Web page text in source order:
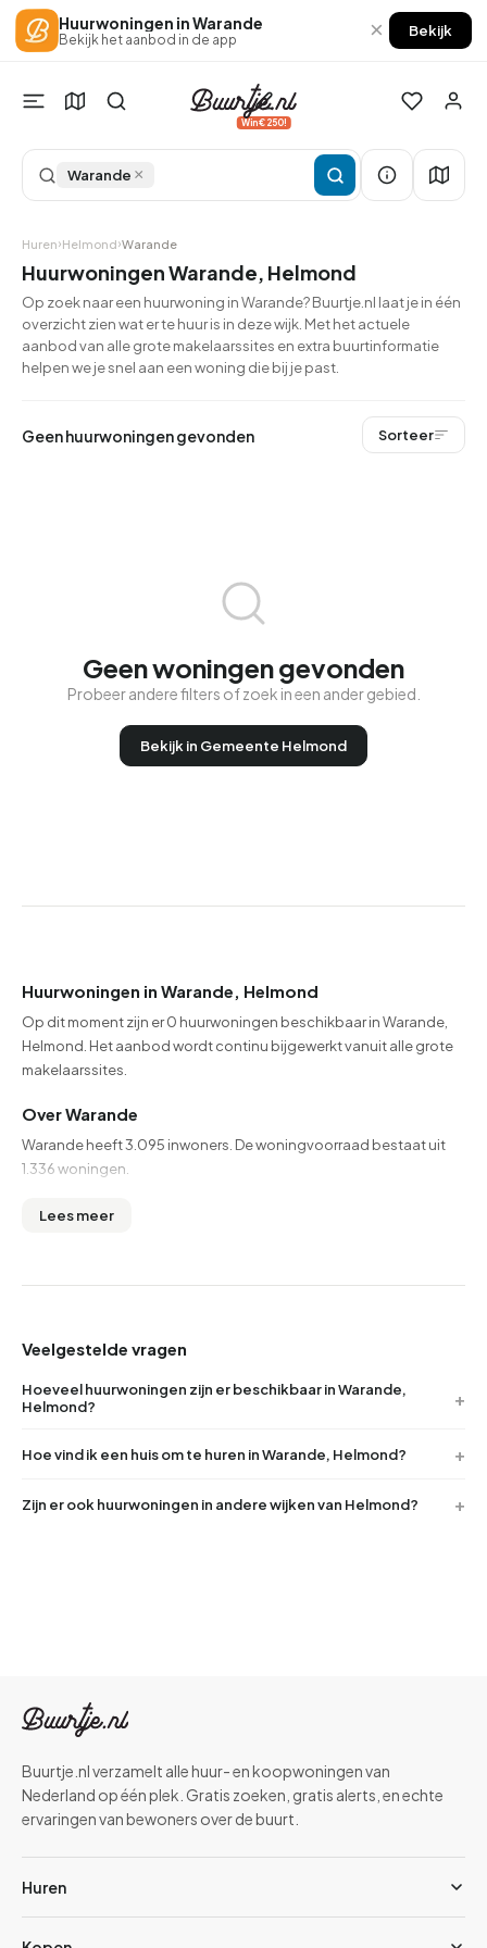
Huurwoningen in Warande
Bekijk het aanbod in de app × Bekijk
Win €250!
Warande ×
Huren Helmond Warande
Huurwoningen Warande, Helmond
Op zoek naar een huurwoning in Warande? Buurtje.nl laat je in één
overzicht zien wat er te huur is in deze wijk. Met het actuele
aanbod van alle grote makelaarssites en extra buurtinformatie
helpen we je snel aan een woning die bij je past.
Geen huurwoningen gevonden Sorteer
Geen woningen gevonden
Probeer andere filters of zoek in een ander gebied.
Bekijk in Gemeente Helmond
Huurwoningen in Warande, Helmond
Op dit moment zijn er 0 huurwoningen beschikbaar in Warande,
Helmond. Het aanbod wordt continu bijgewerkt vanuit alle grote
makelaarssites.
Over Warande
Warande heeft 3.095 inwoners. De woningvoorraad bestaat uit
1.336 woningen.
Lees meer
Veelgestelde vragen
Hoeveel huurwoningen zijn er beschikbaar in Warande,
Helmond?
Hoe vind ik een huis om te huren in Warande, Helmond?
Zijn er ook huurwoningen in andere wijken van Helmond?
Buurtje.nl verzamelt alle huur- en koopwoningen van
Nederland op één plek. Gratis zoeken, gratis alerts, en echte
ervaringen van bewoners over de buurt.
Huren